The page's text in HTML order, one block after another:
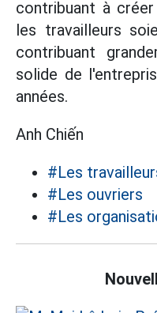
contribuant à
les travailleurs
contribuant
solide de
années.
Anh Chiến
#Les
#Les ouvriers
#Les